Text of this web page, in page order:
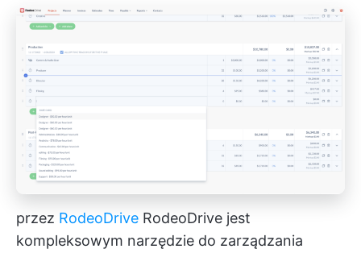
przez RodeoDrive RodeoDrive jest
kompleksowym narzędzie do zarządzania